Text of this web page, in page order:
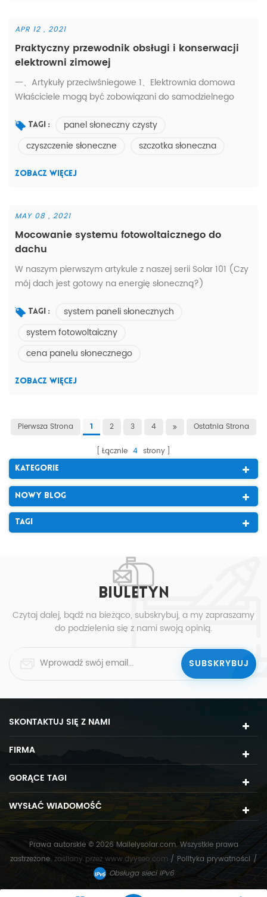
APR 12 , 2021
Praktyczny przewodnik obsługi i konserwacji
elektrowni zimowej
一、Artykuły przeciwśniegowe 1、Elektrownia domowa
Właściciele mogą być zobowiązani do samodzielnego
osobiste podczas sprzątania. Zabrania się wchodzenia na
dach skośny bez zabezpieczenia przed upadkiem. Drugim
jest użycie miękkich narzędzi czyszczących, aby zapobiec
zarysowaniom na szkle elementu. Uważaj, aby nie myć
elementów akumulatora gorącą...
Tagi :
panel słoneczny czysty
czyszczenie słoneczne
szczotka słoneczna
ZOBACZ WIĘCEJ
MAY 08 , 2021
Mocowanie systemu fotowoltaicznego do
dachu
W naszym pierwszym artykule z naszej serii Solar 101 (Czy
mój dach jest gotowy na energię słoneczną?)
związane z instalacją fotowoltaiczną. Teraz rozważymy
fizyczne cechy dachu. W końcu rodzaj pokrycia
dachowego i jego podstawowa struktura, a także różne
kąty jego powierzchni i układ, będą miały wpływ na wiele
Tagi :
system paneli słonecznych
system fotowoltaiczny
cena panelu słonecznego
ZOBACZ WIĘCEJ
Pierwsza Strona 1 2 3 4 Ostatnia Strona
Łącznie 4 strony
Kategorie
Nowy Blog
Tagi
BIULETYN
Czytaj dalej, bądź na bieżąco, subskrybuj, a my zapraszamy
do podzielenia się z nami swoją opinią.
SKONTAKTUJ SIĘ Z NAMI
FIRMA
GORĄCE TAGI
WYSŁAĆ WIADOMOŚĆ
Prawa autorskie © 2026 Mailelysolar.com. Wszystkie prawa
zastrzeżone. zasilany przez www.dyyseo.com / Polityka prywatności /
Obsługa sieci IPv6